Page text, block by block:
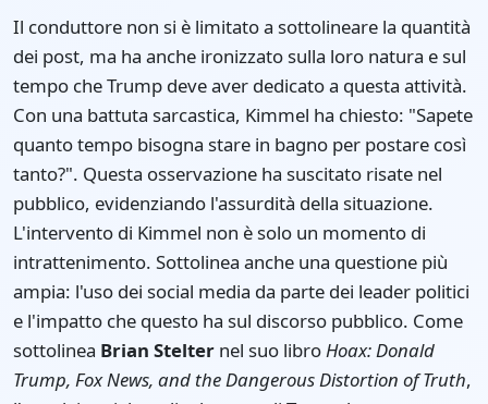
Il conduttore non si è limitato a sottolineare la quantità
dei post, ma ha anche ironizzato sulla loro natura e sul
tempo che Trump deve aver dedicato a questa attività.
Con una battuta sarcastica, Kimmel ha chiesto: "Sapete
quanto tempo bisogna stare in bagno per postare così
tanto?". Questa osservazione ha suscitato risate nel
pubblico, evidenziando l'assurdità della situazione.
L'intervento di Kimmel non è solo un momento di
intrattenimento. Sottolinea anche una questione più
ampia: l'uso dei social media da parte dei leader politici
e l'impatto che questo ha sul discorso pubblico. Come
sottolinea Brian Stelter nel suo libroHoax: Donald
Trump, Fox News, and the Dangerous Distortion of Truth,